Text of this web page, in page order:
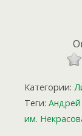
Категории:
Теги:
им.